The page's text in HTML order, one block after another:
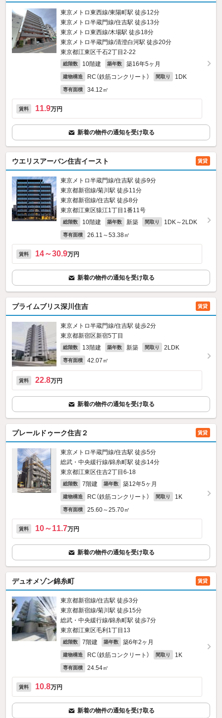
東京メトロ東西線/東陽町駅 徒歩12分
東京メトロ半蔵門線/住吉駅 徒歩13分
東京メトロ東西線/木場駅 徒歩18分
東京メトロ半蔵門線/清澄白河駅 徒歩20分
東京都江東区千石2丁目2-22
総階数 10階建 築年数 築16年5ヶ月
建物構造 RC（鉄筋コンクリート） 間取り 1DK
専有面積 34.12㎡
賃料 11.9万円
新着の物件の通知を受け取る
ウエリスアーバン住吉イースト 賃貸
東京メトロ半蔵門線/住吉駅 徒歩9分
東京都新宿線/菊川駅 徒歩11分
東京都新宿線/住吉駅 徒歩8分
東京都江東区猿江1丁目1番11号
総階数 10階建 築年数 新築 間取り 1DK～2LDK
専有面積 26.11～53.38㎡
賃料 14～30.9万円
新着の物件の通知を受け取る
プライムブリス深川住吉 賃貸
東京メトロ半蔵門線/住吉駅 徒歩2分
東京都新宿区新宿5丁目
総階数 13階建 築年数 新築 間取り 2LDK
専有面積 42.07㎡
賃料 22.8万円
新着の物件の通知を受け取る
プレールドゥーク住吉２ 賃貸
東京メトロ半蔵門線/住吉駅 徒歩5分
総武・中央緩行線/錦糸町駅 徒歩14分
東京都江東区住吉2丁目6-18
総階数 7階建 築年数 築12年5ヶ月
建物構造 RC（鉄筋コンクリート） 間取り 1K
専有面積 25.60～25.70㎡
賃料 10～11.7万円
新着の物件の通知を受け取る
デュオメゾン錦糸町 賃貸
東京都新宿線/住吉駅 徒歩3分
東京都新宿線/菊川駅 徒歩15分
総武・中央緩行線/錦糸町駅 徒歩7分
東京都江東区毛利1丁目13
総階数 7階建 築年数 築6年2ヶ月
建物構造 RC（鉄筋コンクリート） 間取り 1K
専有面積 24.54㎡
賃料 10.8万円
新着の物件の通知を受け取る